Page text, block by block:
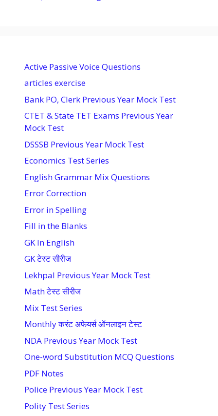
Active Passive Voice Questions
articles exercise
Bank PO, Clerk Previous Year Mock Test
CTET & State TET Exams Previous Year
Mock Test
DSSSB Previous Year Mock Test
Economics Test Series
English Grammar Mix Questions
Error Correction
Error in Spelling
Fill in the Blanks
GK In English
GK टेस्ट सीरीज
Lekhpal Previous Year Mock Test
Math टेस्ट सीरीज
Mix Test Series
Monthly करंट अफेयर्स ऑनलाइन टेस्ट
NDA Previous Year Mock Test
One-word Substitution MCQ Questions
PDF Notes
Police Previous Year Mock Test
Polity Test Series